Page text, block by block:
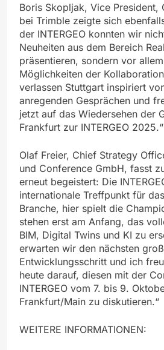
Boris Skopljak, Vice President,
bei Trimble zeigte sich
der INTERGEO konnten wir
Neuheiten aus dem Bereich
präsentieren, sondern vor
Möglichkeiten der
verlassen Stuttgart inspiriert
anregenden Gesprächen und
jetzt auf das Wiedersehen der
Frankfurt zur INTERGEO 2025.“
Olaf Freier, Chief Strategy
und Conference GmbH, fasst
erneut begeistert: Die
internationale Treffpunkt für
Branche, hier spielt die
stehen erst am Anfang, das
BIM, Digital Twins und KI zu
erwarten wir den nächsten
Entwicklungsschritt und ich
heute darauf, diesen mit der
INTERGEO vom 7. bis 9.
Frankfurt/Main zu diskutieren.“
WEITERE INFORMATIONEN: